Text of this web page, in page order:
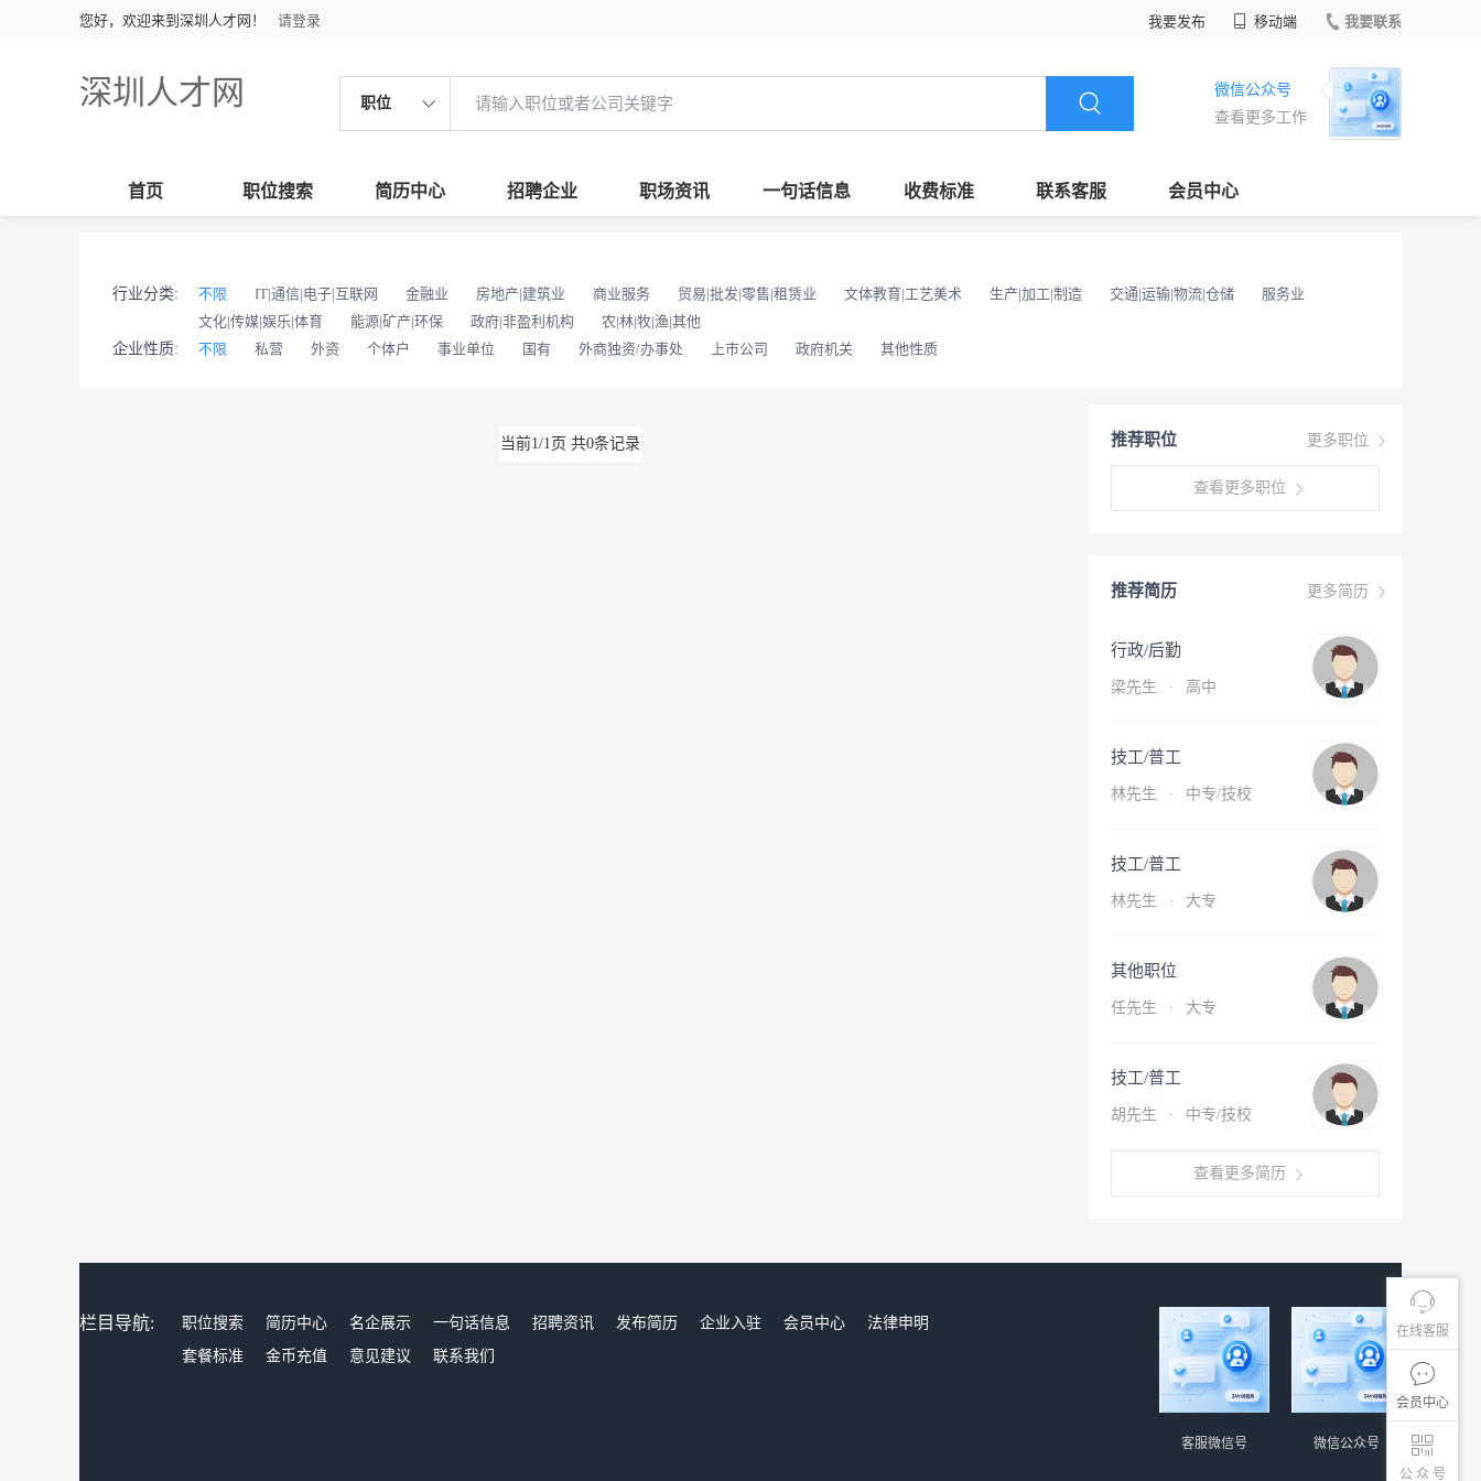
您好，欢迎来到深圳人才网！ 请登录 我要发布 移动端 我要联系
深圳人才网 职位
微信公众号
查看更多工作
首页 职位搜索 简历中心 招聘企业 职场资讯 一句话信息 收费标准 联系客服 会员中心
在线客服
会员中心
公 众 号
行业分类: 不限 IT|通信|电子|互联网 金融业 房地产|建筑业 商业服务 贸易|批发|零售|租赁业 文体教育|工艺美术 生产|加工|制造 交通|运输|物流|仓储
服务业
文化|传媒|娱乐|体育
能源|矿产|环保 政府|非盈利机构
农|林|牧|渔|其他
企业性质:
不限 私营 外资 个体户 事业单位 国有 外商独资/办事处 上市公司 政府机关 其他性质
更多职位
推荐职位
查看更多职位
更多简历
推荐简历
行政/后勤
梁先生 · 高中
技工/普工
林先生 · 中专/技校
技工/普工
林先生 · 大专
其他职位
任先生 · 大专
技工/普工
胡先生 · 中专/技校
查看更多简历
当前1/1页 共0条记录
栏目导航: 职位搜索 简历中心 名企展示 一句话信息 招聘资讯 发布简历 企业入驻 会员中心
法律申明
套餐标准
金币充值 意见建议 联系我们
微信公众号
客服微信号